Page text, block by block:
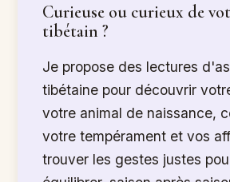
Curieuse ou curieux de
tibétain ?
Je propose des lectures
tibétaine pour découvrir
votre animal de naissance,
votre tempérament et vos
trouver les gestes justes